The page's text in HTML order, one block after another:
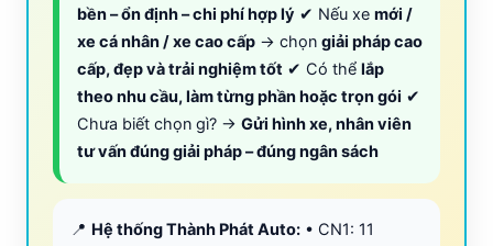
bền – ổn định – chi phí hợp lý ✔ Nếu xe mới /
xe cá nhân / xe cao cấp → chọn giải pháp cao
cấp, đẹp và trải nghiệm tốt ✔ Có thể lắp
theo nhu cầu, làm từng phần hoặc trọn gói ✔
Chưa biết chọn gì? → Gửi hình xe, nhân viên
tư vấn đúng giải pháp – đúng ngân sách
📍 Hệ thống Thành Phát Auto: • CN1: 11